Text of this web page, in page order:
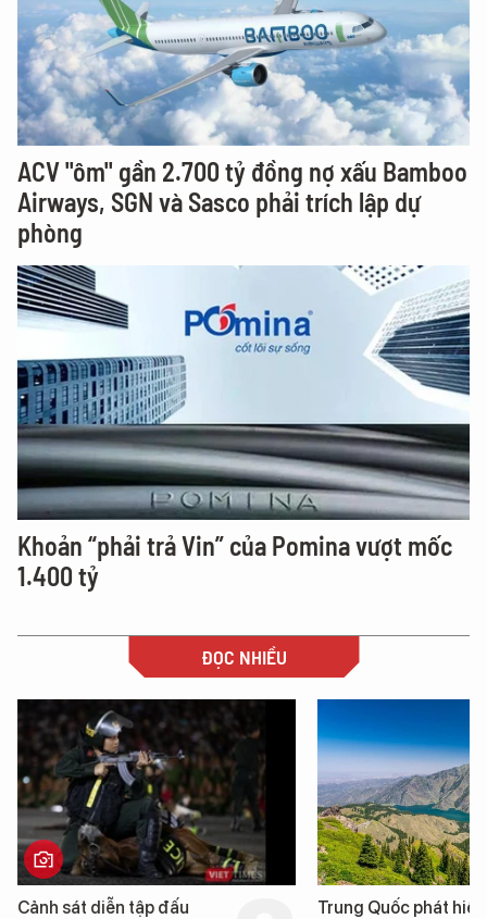
ACV "ôm" gần 2.700 tỷ đồng nợ xấu Bamboo
Airways, SGN và Sasco phải trích lập dự
phòng
Khoản “phải trả Vin” của Pomina vượt mốc
1.400 tỷ
ĐỌC NHIỀU
tập đấu
Trung Quốc phát hiện “mỏ